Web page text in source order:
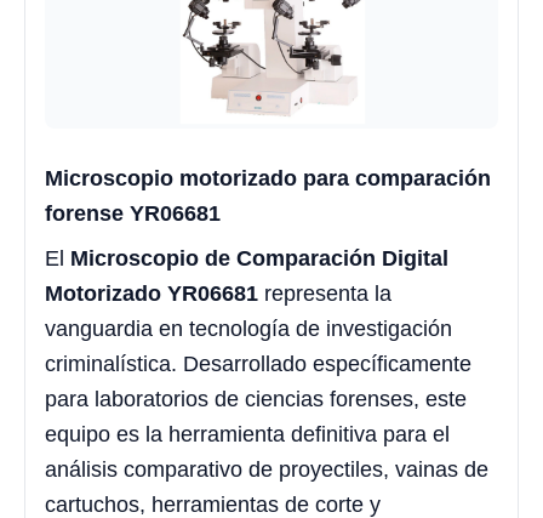
Microscopio motorizado para comparación
forense YR06681
El Microscopio de Comparación Digital
Motorizado YR06681 representa la
vanguardia en tecnología de investigación
criminalística. Desarrollado específicamente
para laboratorios de ciencias forenses, este
equipo es la herramienta definitiva para el
análisis comparativo de proyectiles, vainas de
cartuchos, herramientas de corte y